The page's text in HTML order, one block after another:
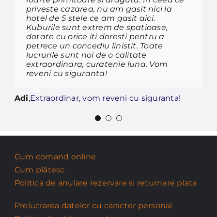
priveste cazarea, nu am gasit nici la
hotel de 5 stele ce am gasit aici.
Kuburile sunt extrem de spatioase,
dotate cu orice iti doresti pentru a
petrece un concediu linistit. Toate
lucrurile sunt noi de o calitate
extraordinara, curatenie luna. Vom
reveni cu siguranta!
Adi,Extraordinar, vom reveni cu siguranta!
si nu in ultimul rand locatia cu o
priveliste de exceptie. Ne-am simtit
foarte bine si sigur vom reveni.
Nu reprezinta un minus, insa merita
mentionat faptul ca zona se afla inca in
dezvoltare, iar drumul nu este
momentan complet amenajat, dar
locatia se poate accesa fara probleme
Tatiana,Atmosferă liniștită și priveliște
frumoasă.
Cum comand online
Cum plătesc
Politica de anulare rezervare si returnare plata
Prelucrarea datelor cu caracter personal